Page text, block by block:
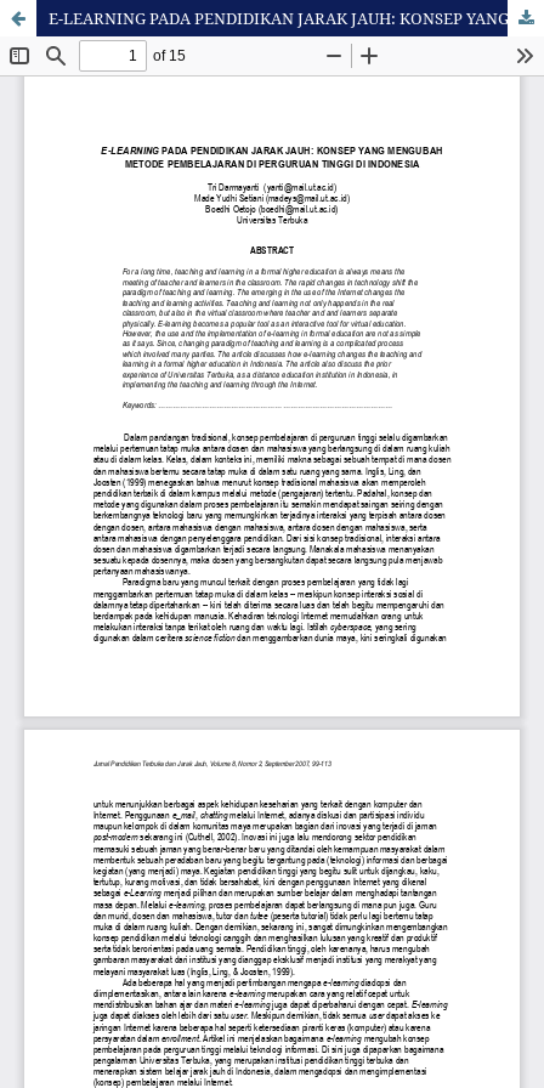
E-LEARNING PADA PENDIDIKAN JARAK JAUH: KONSEP YANG MENGUBAH METODE PEMBELAJARAN DI PERGURUAN TINGGI DI INDONESIA